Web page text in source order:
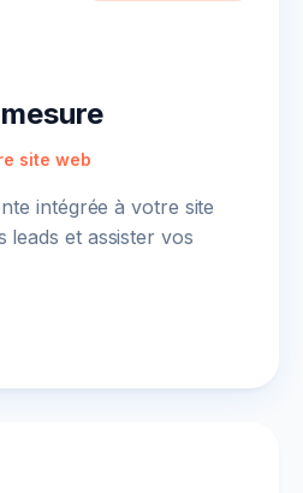
site web
intégrée à votre site
leads et assister vos